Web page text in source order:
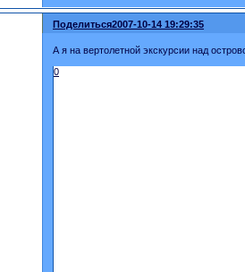
Поделиться2007-10-14 19:29:35
А я на вертолетной экскурсии над
0